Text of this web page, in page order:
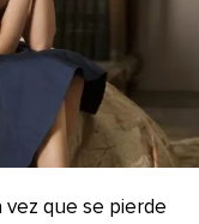
vez que se pierde